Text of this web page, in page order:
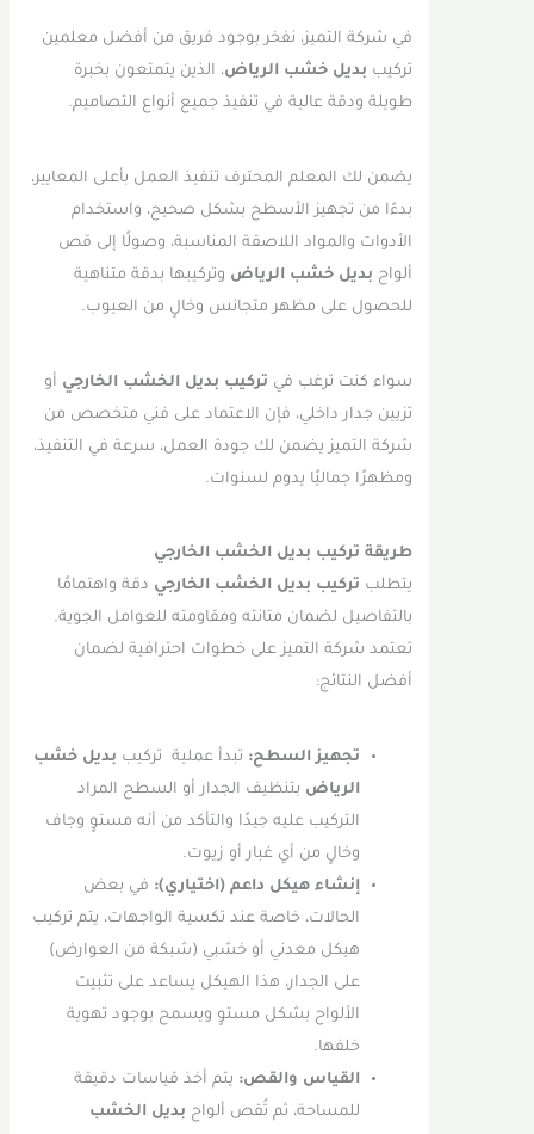
في شركة التميز، نفخر بوجود فريق من أفضل معلمين
تركيببديل خشب الرياض، الذين يتمتعون بخبرة
طويلة ودقة عالية في تنفيذ جميع أنواع التصاميم.
يضمن لك المعلم المحترف تنفيذ العمل بأعلى المعايير،
بدءًا من تجهيز الأسطح بشكل صحيح، واستخدام
الأدوات والمواد اللاصقة المناسبة، وصولًا إلى قص
ألواحبديل خشب الرياضوتركيبها بدقة متناهية
للحصول على مظهر متجانس وخالٍ من العيوب.
سواء كنت ترغب فيتركيب بديل الخشب الخارجيأو
تزيين جدار داخلي، فإن الاعتماد على فني متخصص من
شركة التميز يضمن لك جودة العمل، سرعة في التنفيذ،
ومظهرًا جماليًا يدوم لسنوات.
طريقة تركيب بديل الخشب الخارجي
يتطلبتركيب بديل الخشب الخارجيدقة واهتمامًا
بالتفاصيل لضمان متانته ومقاومته للعوامل الجوية.
تعتمد شركة التميز على خطوات احترافية لضمان
أفضل النتائج:
تجهيز السطح:تبدأ عملية تركيببديل خشب
الرياضبتنظيف الجدار أو السطح المراد
التركيب عليه جيدًا والتأكد من أنه مستوٍ وجاف
وخالٍ من أي غبار أو زيوت.
إنشاء هيكل داعم (اختياري):في بعض
الحالات، خاصة عند تكسية الواجهات، يتم تركيب
هيكل معدني أو خشبي (شبكة من العوارض)
على الجدار، هذا الهيكل يساعد على تثبيت
الألواح بشكل مستوٍ ويسمح بوجود تهوية
خلفها.
القياس والقص:يتم أخذ قياسات دقيقة
للمساحة، ثم تُقص ألواحبديل الخشب